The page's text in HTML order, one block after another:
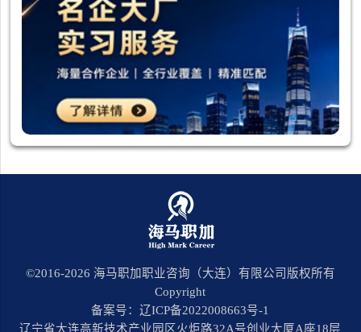
©2016-2026 海马职加职业咨询（大连）有限公司版权所有
Copyright
备案号：辽ICP备2022008663号-1
辽宁省大连高新技术产业园区火炬路32A号创业大厦A座18层